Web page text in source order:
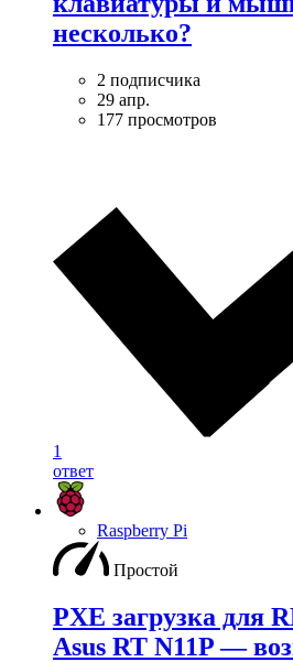
несколько?
2 подписчика
29 апр.
177 просмотров
1
ответ
Raspberry Pi
Простой
PXE загрузка для
Asus RT N11P —